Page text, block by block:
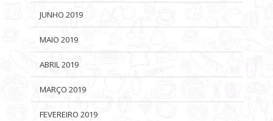
JUNHO 2019
MAIO 2019
ABRIL 2019
MARÇO 2019
FEVEREIRO 2019